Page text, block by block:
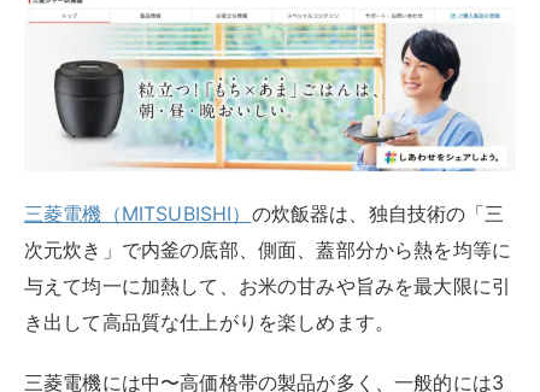
三菱電機（MITSUBISHI） の炊飯器は、独自技術の「三
次元炊き」で内釜の底部、側面、蓋部分から熱を均等に
与えて均一に加熱して、お米の甘みや旨みを最大限に引
き出して高品質な仕上がりを楽しめます。
三菱電機には中〜高価格帯の製品が多く、一般的には3